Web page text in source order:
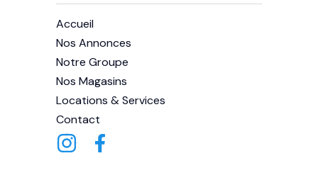
Accueil
Nos Annonces
Notre Groupe
Nos Magasins
Locations & Services
Contact